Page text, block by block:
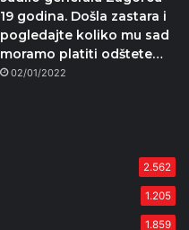
19 godina. Došla zastara i
pogledajte koliko mu sad
moramo platiti odštete…
02/01/2022
2.562
1.205
1.859